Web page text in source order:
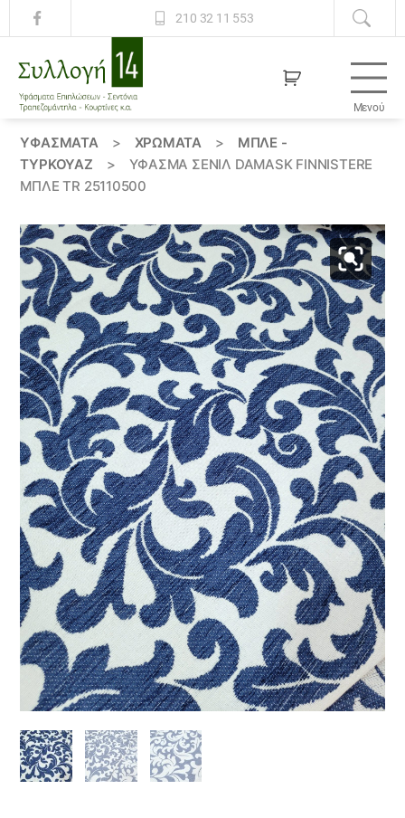
210 32 11 553
14
Μενού
ΥΦΆΣΜΑΤΑ > ΧΡΏΜΑΤΑ >
ΜΠΛΕ -
ΤΥΡΚΟΥΑΖ
>
ΎΦΑΣΜΑ ΣΕΝΊΛ DAMASK FINNISTERE
ΜΠΛΈ TR 25110500